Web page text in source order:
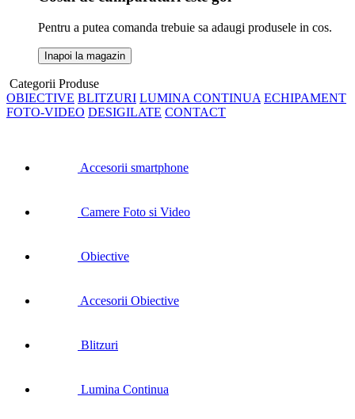
Pentru a putea comanda trebuie sa adaugi produsele in cos.
Inapoi la magazin
Categorii Produse
OBIECTIVE BLITZURI LUMINA CONTINUA ECHIPAMENT
FOTO-VIDEO DESIGILATE CONTACT
Accesorii smartphone
Camere Foto si Video
Obiective
Accesorii Obiective
Blitzuri
Lumina Continua